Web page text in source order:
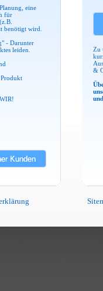
eine
für
benötigt wird.
- Darunter
leiden.
Produkt
Zu
&
Kunden